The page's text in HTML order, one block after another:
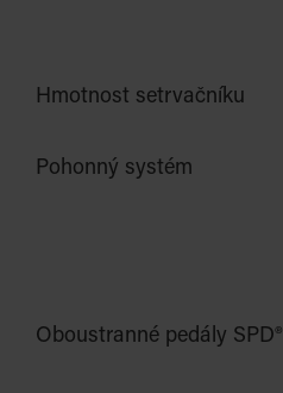
Hmotnost setrvačníku
Pohonný systém
Oboustranné pedály SPD®